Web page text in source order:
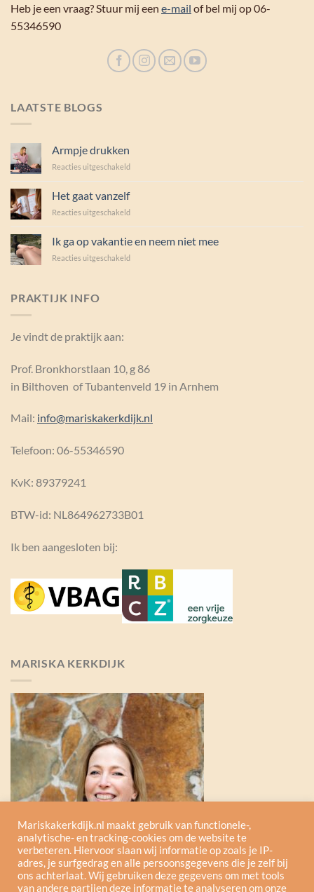
Heb je een vraag? Stuur mij een e-mail of bel mij op 06-
55346590
LAATSTE BLOGS
Armpje drukken
Reacties uitgeschakeldvoor
Het gaat vanzelf
Reacties uitgeschakeldvoor
vanzelf
Ik ga op vakantie en neem niet mee
Reacties uitgeschakeldvoor
PRAKTIJK INFO
Je vindt de praktijk aan:
Prof. Bronkhorstlaan 10, g 86
in Bilthoven of Tubantenveld 19 in Arnhem
Mail: info@mariskakerkdijk.nl
Telefoon: 06-55346590
KvK: 89379241
BTW-id: NL864962733B01
Ik ben aangesloten bij:
MARISKA KERKDIJK
Mariskakerkdijk.nl maakt gebruik van functionele-,
analytische- en tracking-cookies om de website te
verbeteren. Hiervoor slaan wij informatie op zoals je IP-
adres, je surfgedrag en alle persoonsgegevens die je zelf bij
ons achterlaat. Wij gebruiken deze gegevens om met tools
van andere partijen deze informatie te analyseren om onze